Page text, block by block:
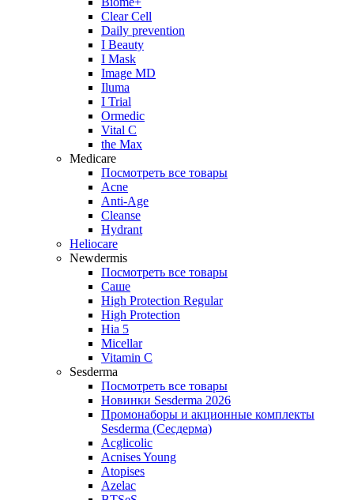
Clear Cell
Daily prevention
I Beauty
I Mask
Image MD
Iluma
I Trial
Ormedic
Vital C
the Max
Medicare
Посмотреть все товары
Acne
Anti‑Age
Cleanse
Hydrant
Heliocare
Newdermis
Посмотреть все товары
Саше
High Protection Regular
High Protection
Hia 5
Micellar
Vitamin C
Sesderma
Посмотреть все товары
Новинки Sesderma 2026
Промонаборы и акционные комплекты
Sesderma (Сесдерма)
Acglicolic
Acnises Young
Atopises
Azelac